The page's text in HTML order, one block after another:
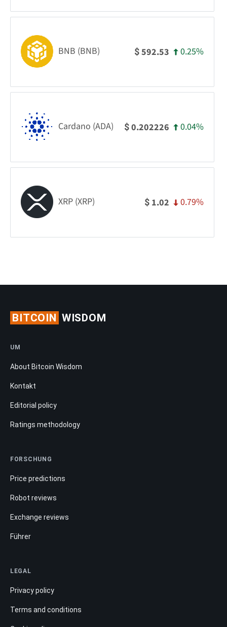
BNB (BNB) $592.53 0.25%
Cardano (ADA) $0.202226 0.04%
XRP (XRP) $ 1.02 0.79%
BITCOIN WISDOM
UM
About Bitcoin Wisdom
Kontakt
Editorial policy
Ratings methodology
FORSCHUNG
Price predictions
Robot reviews
Exchange reviews
Führer
LEGAL
Privacy policy
Terms and conditions